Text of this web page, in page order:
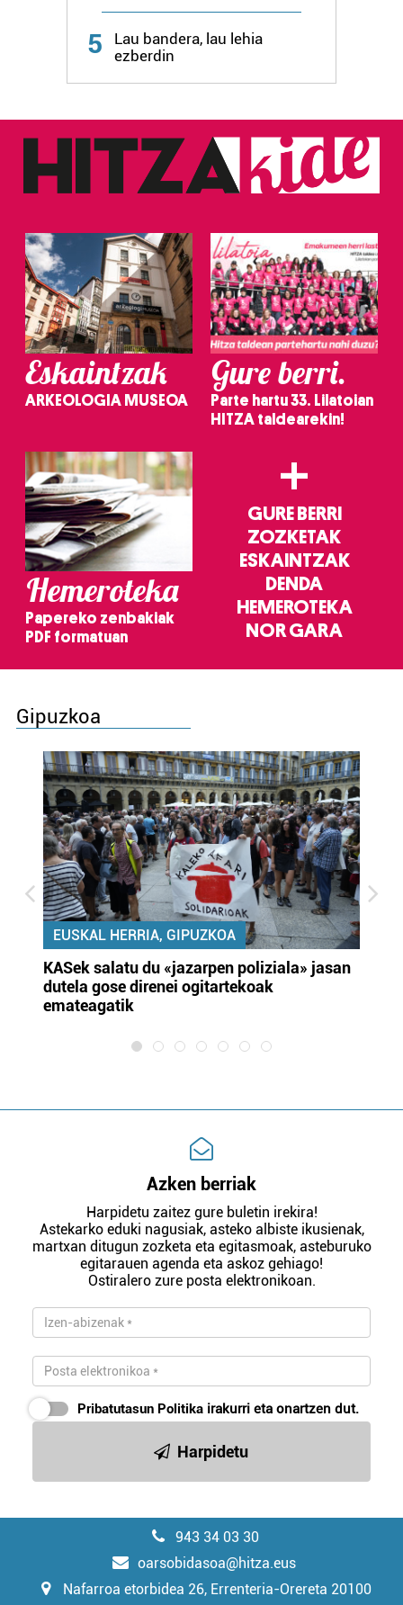
zerbitzuak hobetzeko asmoz, cookie teknologiaz
5
Lau bandera, lau lehia
ezberdin
Eskaintzak
ARKEOLOGIA MUSEOA
Gure berri.
Parte hartu 33. Lilatoian
HITZA taldearekin!
Hemeroteka
Papereko zenbakiak
PDF formatuan
+
GURE BERRI
ZOZKETAK
ESKAINTZAK
DENDA
HEMEROTEKA
NOR GARA
Gipuzkoa
EUSKAL HERRIA, GIPUZKOA
KASek salatu du «jazarpen poliziala» jasan
dutela gose direnei ogitartekoak
emateagatik
Azken berriak
Harpidetu zaitez gure buletin irekira!
Astekarko eduki nagusiak, asteko albiste ikusienak,
martxan ditugun zozketa eta egitasmoak, asteburuko
egitarauen agenda eta askoz gehiago!
Ostiralero zure posta elektronikoan.
Pribatutasun Politika irakurri eta onartzen dut.
Harpidetu
943 34 03 30
oarsobidasoa@hitza.eus
Nafarroa etorbidea 26, Errenteria-Orereta 20100